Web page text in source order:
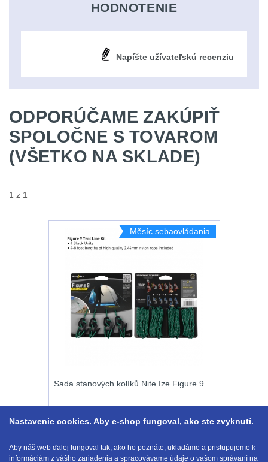
čelovky
Taktické
svietidlá
a
Policejní
Vyhledávací
svítilny
Batohy216
Méně než 10 L 13
Cestovní batohy a
Brašne a tašky 44
Ledvinky60
HODNOTENIE
Napíšte užívateľskú recenziu
ODPORÚČAME ZAKÚPIŤ
SPOLOČNE S TOVAROM
(VŠETKO NA SKLADE)
1 z 1
Měsíc sebaovládania
Sada stanových kolíků Nite Ize Figure 9
12.90 €-10% Kúpiť
Nastavenie cookies. Aby e-shop fungoval, ako ste zvyknutí.
Aby náš web ďalej fungoval tak, ako ho poznáte, ukladáme a pristupujeme k
informáciám z vášho zariadenia a spracovávame údaje o vašom správaní na